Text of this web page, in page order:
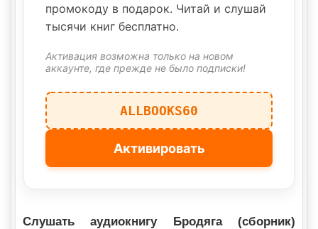
промокоду в подарок. Читай и слушай
тысячи книг бесплатно.
Активация возможна только на новом
аккаунте, где прежде не было подписки!
ALLBOOKS60
Активировать
Слушать аудиокнигу Бродяга (сборник)